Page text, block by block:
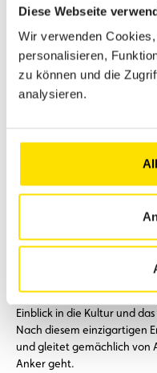
Diese Webseite
Wir verwenden
personalisieren,
zu können und die
analysieren.
auf dem Nil ausklingen,
Tag 7
Abu Simbel (fakultativ)
Dieser Tag steht ganz zu
– mit beeindruckenden
sie zu den Höhepunkten
Bord Ihres Schiffes statt.
Tag 8
nubisches Dorf in Assuan
Einblick in die Kultur und
Nach diesem einzigartigen
und gleitet gemächlich von
Anker geht.